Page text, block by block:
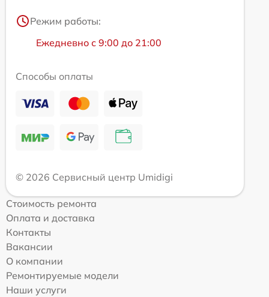
Режим работы:
Ежедневно с 9:00 до 21:00
Способы оплаты
© 2026 Сервисный центр Umidigi
Стоимость ремонта
Оплата и доставка
Контакты
Вакансии
О компании
Ремонтируемые модели
Наши услуги